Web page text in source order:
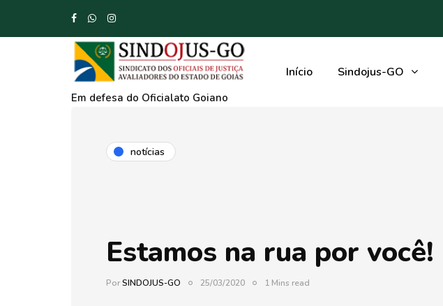
Em defesa do Oficialato Goiano
Início Sindojus-GO
notícias
Estamos na rua por você!
PorSINDOJUS-GO 25/03/2020 1 Mins read